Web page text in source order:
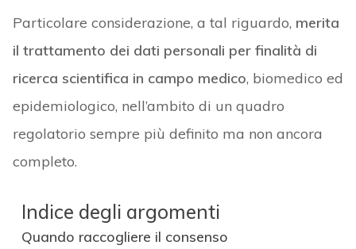
Particolare considerazione, a tal riguardo, merita
il trattamento dei dati personali per finalità di
ricerca scientifica in campo medico, biomedico ed
epidemiologico, nell’ambito di un quadro
regolatorio sempre più definito ma non ancora
completo.
Indice degli argomenti
Quando raccogliere il consenso